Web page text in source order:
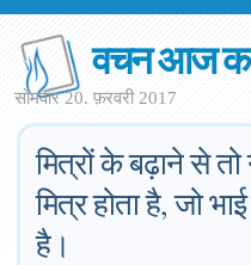
वचन आज
सोमवार 20. फ़रवरी 2017
मित्रों के बढ़ाने से तो
मित्र होता है, जो
है।